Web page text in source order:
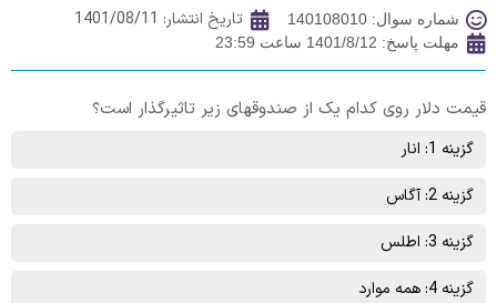
شماره سوال: 140108010 تاریخ انتشار: 1401/08/11
مهلت پاسخ: 1401/8/12 ساعت 23:59
قیمت دلار روی کدام یک از صندوقهای زیر تاثیرگذار است؟
گزینه 1: انار
گزینه 2: آگاس
گزینه 3: اطلس
گزینه 4: همه موارد